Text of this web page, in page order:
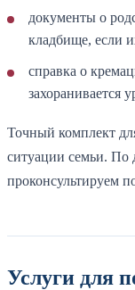
документы о
кладбище, если
справка о
захоранивается
Точный комплект
ситуации семьи. По
проконсультируем
Услуги для